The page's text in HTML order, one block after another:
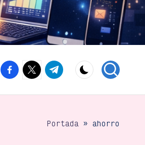
Facebook
Twitter
Canal
Telegram
Portada » ahorro